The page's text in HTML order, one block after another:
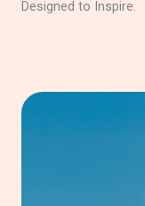
Designed to Inspire.